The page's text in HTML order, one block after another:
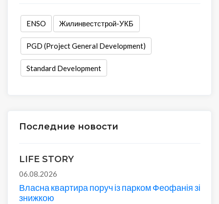
ENSO Жилинвестстрой-УКБ
PGD (Project General Development)
Standard Development
Последние новости
LIFE STORY
06.08.2026
Власна квартира поруч із парком Феофанія зі
знижкою